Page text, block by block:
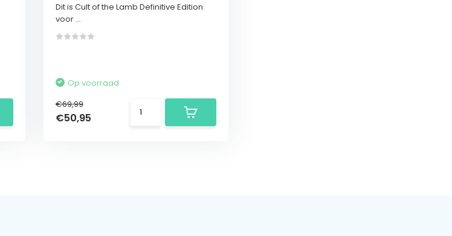
Dit is Cult of the Lamb Definitive Edition
voor ...
Op voorraad
€69,99
€50,95